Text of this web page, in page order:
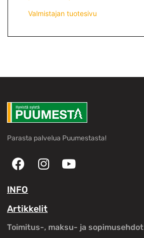
Valmistajan tuotesivu
Parasta palvelua Puumestasta!
INFO
Artikkelit
Toimitus-, maksu- ja sopimusehdot